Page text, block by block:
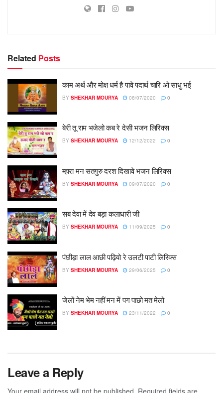
Related Posts
काम अर्थ और मोक्ष धर्म है पावे पदार्थ चारि ओ साधु भई
BY SHEKHAR MOURYA 08/07/2020 0
बेरी तू राम भजेलो कब रे देसी भजन लिरिक्स
BY SHEKHAR MOURYA 12/12/2022 0
म्हारा मन सतगुरु दरश दिखावे भजन लिरिक्स
BY SHEKHAR MOURYA 09/07/2020 0
सब देवा में देव बड़ा कलाधारी जी
BY SHEKHAR MOURYA 11/09/2025 0
पंछीड़ा लाल आछी पढ़ियो रे उलटी पाटी लिरिक्स
BY SHEKHAR MOURYA 29/06/2025 0
जेलों नेम भेम नहीं मन में पग पाछो मत मेलो
BY SHEKHAR MOURYA 23/11/2022 0
Leave a Reply
Your email address will not be published. Required fields are